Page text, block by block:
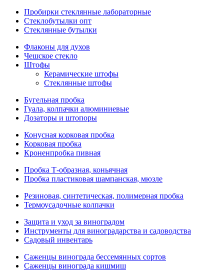
Пробирки стеклянные лабораторные
Стеклобутылки опт
Стеклянные бутылки
Флаконы для духов
Чешское стекло
Штофы
Керамические штофы
Стеклянные штофы
Бугельная пробка
Гуала, колпачки алюминиевые
Дозаторы и штопоры
Конусная корковая пробка
Корковая пробка
Кроненпробка пивная
Пробка Т-образная, коньячная
Пробка пластиковая шампанская, мюзле
Резиновая, синтетическая, полимерная пробка
Термоусадочные колпачки
Защита и уход за виноградом
Инструменты для виноградарства и садоводства
Садовый инвентарь
Саженцы винограда бессемянных сортов
Саженцы винограда кишмиш